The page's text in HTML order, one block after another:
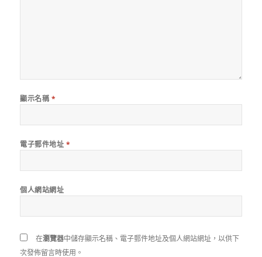
顯示名稱 *
電子郵件地址 *
個人網站網址
在瀏覽器中儲存顯示名稱、電子郵件地址及個人網站網址，以供下
次發佈留言時使用。